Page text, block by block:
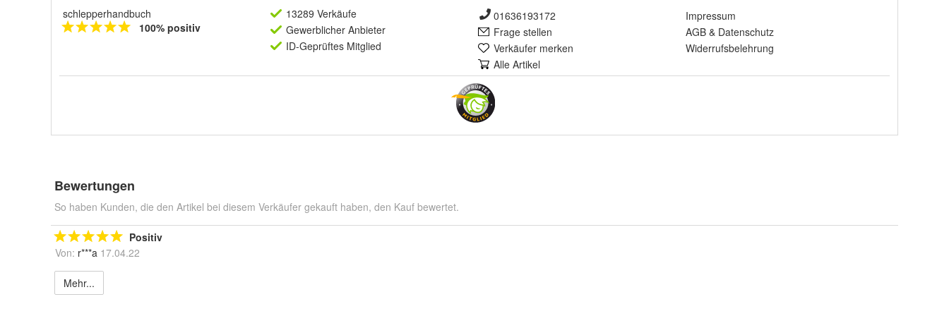
schlepperhandbuch
100% positiv
13289 Verkäufe
Gewerblicher Anbieter
ID-Geprüftes Mitglied
01636193172
Frage stellen
Verkäufer merken
Alle Artikel
Impressum
AGB & Datenschutz
Widerrufsbelehrung
Bewertungen
So haben Kunden, die den Artikel bei diesem Verkäufer gekauft haben, den Kauf bewertet.
Positiv
Von: r***a 17.04.22
Mehr...